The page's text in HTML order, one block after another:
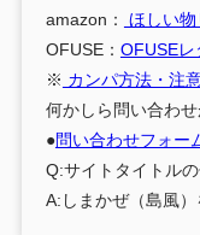
amazon：
ほしい物
OFUSE： OFUSEレ
※ カンパ方法・注
何かしら問い合わせ
●問い合わせフォー
Q:サイトタイトル
A:しまかぜ（島風